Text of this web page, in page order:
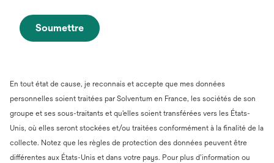
Soumettre
En tout état de cause, je reconnais et accepte que mes données
personnelles soient traitées par Solventum en France, les sociétés de son
groupe et ses sous-traitants et qu'elles soient transférées vers les États-
Unis, où elles seront stockées et/ou traitées conformément à la finalité de la
collecte. Notez que les règles de protection des données peuvent être
différentes aux États-Unis et dans votre pays. Pour plus d’information ou